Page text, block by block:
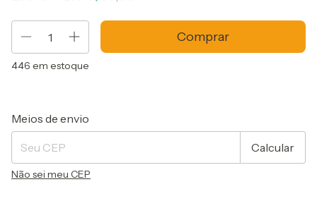
446 em estoque
Entregas para o CEP:
Meios de envio
Calcular
Não sei meu CEP